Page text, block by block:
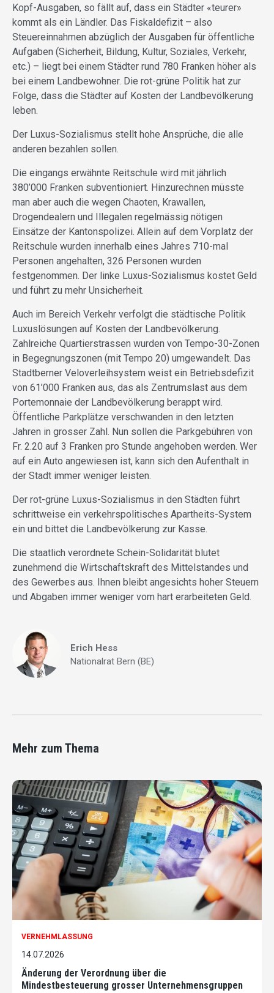
Kopf-Ausgaben, so fällt auf, dass ein Städter «teurer»
kommt als ein Ländler. Das Fiskaldefizit – also
Steuereinnahmen abzüglich der Ausgaben für öffentliche
Aufgaben (Sicherheit, Bildung, Kultur, Soziales, Verkehr,
etc.) – liegt bei einem Städter rund 780 Franken höher als
bei einem Landbewohner. Die rot-grüne Politik hat zur
Folge, dass die Städter auf Kosten der Landbevölkerung
leben.
Der Luxus-Sozialismus stellt hohe Ansprüche, die alle
anderen bezahlen sollen.
Die eingangs erwähnte Reitschule wird mit jährlich
380’000 Franken subventioniert. Hinzurechnen müsste
man aber auch die wegen Chaoten, Krawallen,
Drogendealern und Illegalen regelmässig nötigen
Einsätze der Kantonspolizei. Allein auf dem Vorplatz der
Reitschule wurden innerhalb eines Jahres 710-mal
Personen angehalten, 326 Personen wurden
festgenommen. Der linke Luxus-Sozialismus kostet Geld
und führt zu mehr Unsicherheit.
Auch im Bereich Verkehr verfolgt die städtische Politik
Luxuslösungen auf Kosten der Landbevölkerung.
Zahlreiche Quartierstrassen wurden von Tempo-30-Zonen
in Begegnungszonen (mit Tempo 20) umgewandelt. Das
Stadtberner Veloverleihsystem weist ein Betriebsdefizit
von 61’000 Franken aus, das als Zentrumslast aus dem
Portemonnaie der Landbevölkerung berappt wird.
Öffentliche Parkplätze verschwanden in den letzten
Jahren in grosser Zahl. Nun sollen die Parkgebühren von
Fr. 2.20 auf 3 Franken pro Stunde angehoben werden. Wer
auf ein Auto angewiesen ist, kann sich den Aufenthalt in
der Stadt immer weniger leisten.
Der rot-grüne Luxus-Sozialismus in den Städten führt
schrittweise ein verkehrspolitisches Apartheits-System
ein und bittet die Landbevölkerung zur Kasse.
Die staatlich verordnete Schein-Solidarität blutet
zunehmend die Wirtschaftskraft des Mittelstandes und
des Gewerbes aus. Ihnen bleibt angesichts hoher Steuern
und Abgaben immer weniger vom hart erarbeiteten Geld.
Erich Hess
Nationalrat Bern (BE)
Mehr zum Thema
VERNEHMLASSUNG
14.07.2026
Änderung der Verordnung über die
Mindestbesteuerung grosser Unternehmensgruppen